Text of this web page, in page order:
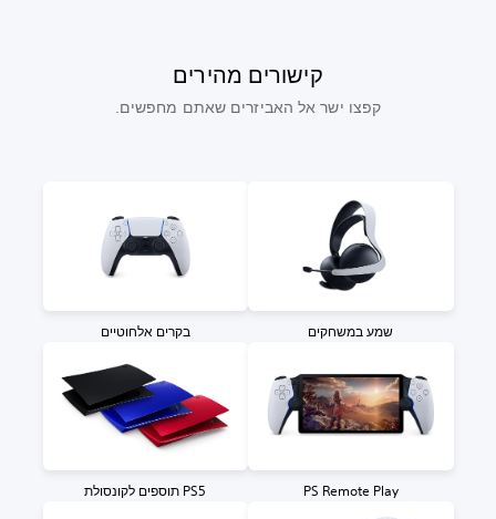
קישורים מהירים
קפצו ישר אל האביזרים שאתם מחפשים.
בקרים אלחוטיים שמע במשחקים
תוספים לקונסולת PS5 PS Remote Play